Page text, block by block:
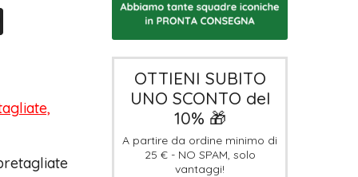
OTTIENI SUBITO
UNO SCONTO del
10% 🎁
A partire da ordine minimo di
25 € - NO SPAM, solo
vantaggi!